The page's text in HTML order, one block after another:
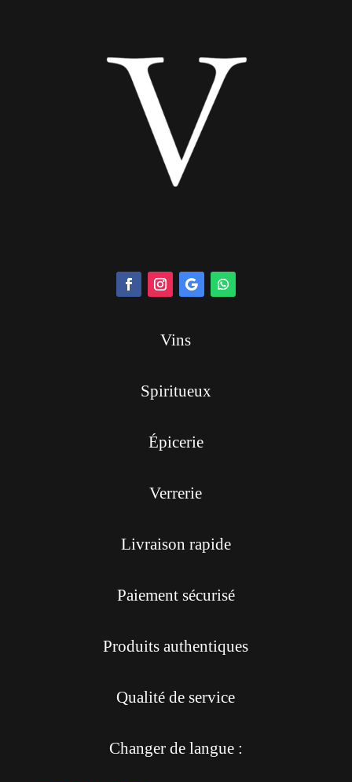
Vins
Spiritueux
Épicerie
Verrerie
Livraison rapide
Paiement sécurisé
Produits authentiques
Qualité de service
Changer de langue :